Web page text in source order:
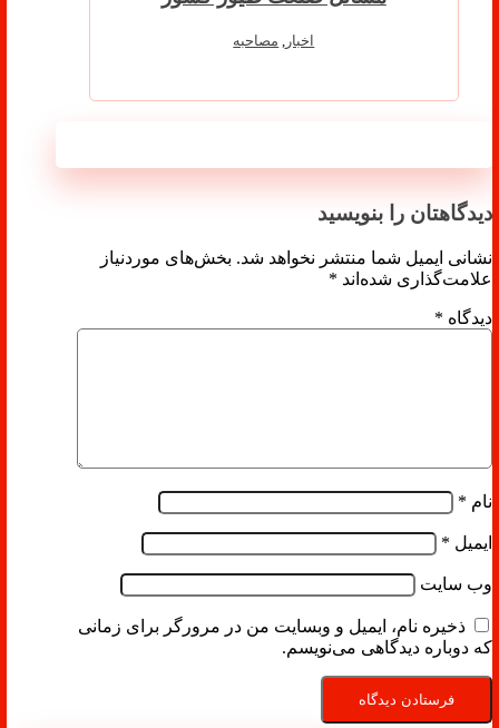
اخبار مصاحبه
دیدگاهتان را بنویسید
نشانی ایمیل شما منتشر نخواهد شد. بخش‌های موردنیاز
علامت‌گذاری شده‌اند *
دیدگاه *
نام *
ایمیل *
وب‌ سایت
ذخیره نام، ایمیل و وبسایت من در مرورگر برای زمانی
که دوباره دیدگاهی می‌نویسم.